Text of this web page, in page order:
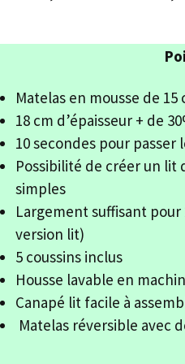
Matelas en mousse de 15
18 cm d’épaisseur + de
10 secondes pour
Possibilité de créer un lit
simples
Largement suffisant pour
version lit)
5 coussins inclus
Housse lavable en
Canapé lit facile à
Matelas réversible avec